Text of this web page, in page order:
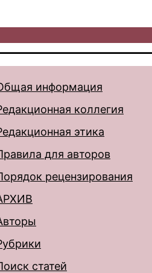
информация
коллегия
этика
для авторов
рецензирования
статей